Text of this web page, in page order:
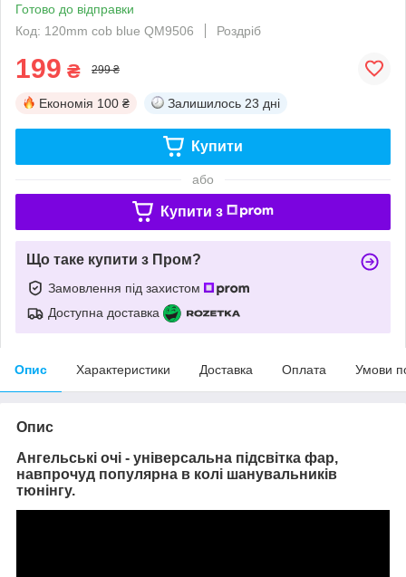
Готово до відправки
Код: 120mm cob blue QM9506
Роздріб
199 ₴ 299 ₴
Економія 100 ₴ Залишилось 23 дні
Купити
або
Купити з
Що таке купити з Пром?
Замовлення під захистом
Доступна доставка
Опис Характеристики Доставка Оплата Умови
Опис
Ангельські очі - універсальна підсвітка фар,
навпрочуд популярна в колі шанувальників
тюнінгу.